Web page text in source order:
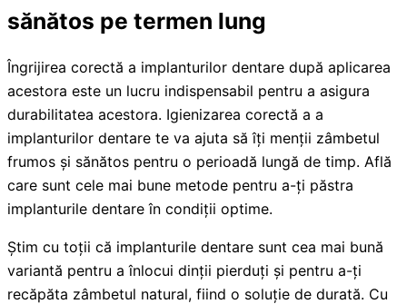
sănătos pe termen lung
Îngrijirea corectă a implanturilor dentare după aplicarea
acestora este un lucru indispensabil pentru a asigura
durabilitatea acestora. Igienizarea corectă a a
implanturilor dentare te va ajuta să îți menții zâmbetul
frumos și sănătos pentru o perioadă lungă de timp. Află
care sunt cele mai bune metode pentru a-ți păstra
implanturile dentare în condiții optime.
Știm cu toții că implanturile dentare sunt cea mai bună
variantă pentru a înlocui dinții pierduți și pentru a-ți
recăpăta zâmbetul natural, fiind o soluție de durată. Cu